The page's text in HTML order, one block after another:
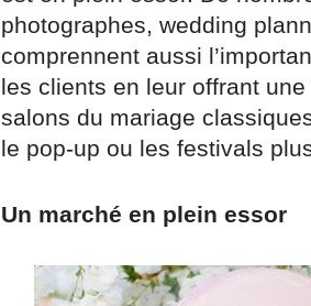
photographes, wedding
comprennent aussi
les clients en leur offrant
salons du mariage
le pop-up ou les festivals
Un marché en plein essor